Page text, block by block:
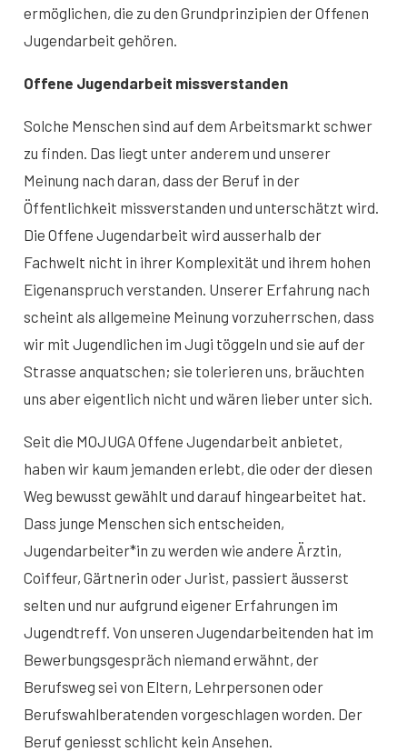
ermöglichen, die zu den Grundprinzipien der Offenen
Jugendarbeit gehören.
Offene Jugendarbeit missverstanden
Solche Menschen sind auf dem Arbeitsmarkt schwer
zu finden. Das liegt unter anderem und unserer
Meinung nach daran, dass der Beruf in der
Öffentlichkeit missverstanden und unterschätzt wird.
Die Offene Jugendarbeit wird ausserhalb der
Fachwelt nicht in ihrer Komplexität und ihrem hohen
Eigenanspruch verstanden. Unserer Erfahrung nach
scheint als allgemeine Meinung vorzuherrschen, dass
wir mit Jugendlichen im Jugi töggeln und sie auf der
Strasse anquatschen; sie tolerieren uns, bräuchten
uns aber eigentlich nicht und wären lieber unter sich.
Seit die MOJUGA Offene Jugendarbeit anbietet,
haben wir kaum jemanden erlebt, die oder der diesen
Weg bewusst gewählt und darauf hingearbeitet hat.
Dass junge Menschen sich entscheiden,
Jugendarbeiter*in zu werden wie andere Ärztin,
Coiffeur, Gärtnerin oder Jurist, passiert äusserst
selten und nur aufgrund eigener Erfahrungen im
Jugendtreff. Von unseren Jugendarbeitenden hat im
Bewerbungsgespräch niemand erwähnt, der
Berufsweg sei von Eltern, Lehrpersonen oder
Berufswahlberatenden vorgeschlagen worden. Der
Beruf geniesst schlicht kein Ansehen.